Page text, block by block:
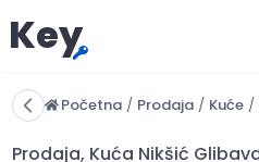
Key
Početna / Prodaja / Kuće /